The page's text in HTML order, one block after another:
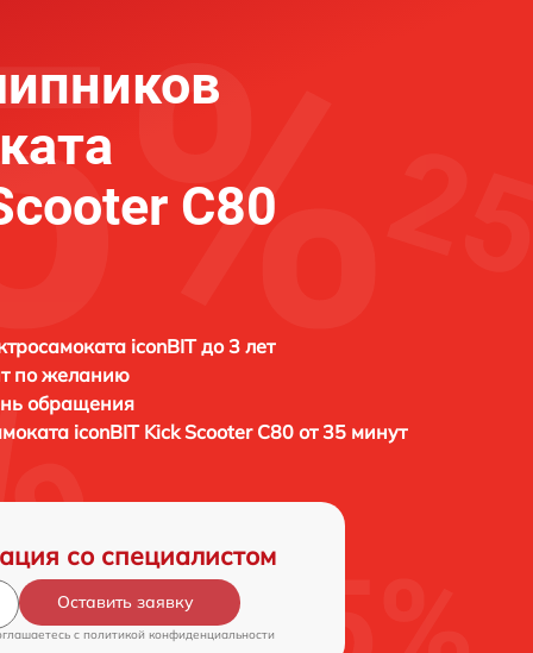
C80
iconBIT до 3 лет
по желанию
обращения
iconBIT Kick Scooter C80 от 35 минут
со специалистом
Оставить заявку
c политикой конфиденциальности